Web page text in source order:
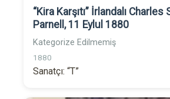
“Kira Karşıtı” İrlandalı
Parnell, 11 Eylul 1880
Kategorize Edilmemiş
1880
Sanatçı: “T”